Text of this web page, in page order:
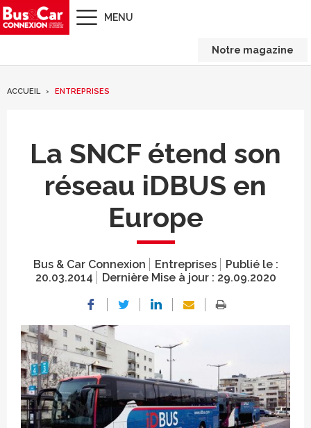
MENU
Notre magazine
ACCUEIL ENTREPRISES
La SNCF étend son
réseau iDBUS en
Europe
Bus & Car Connexion Entreprises
Publié le :
20.03.2014
Dernière Mise à jour : 29.09.2020